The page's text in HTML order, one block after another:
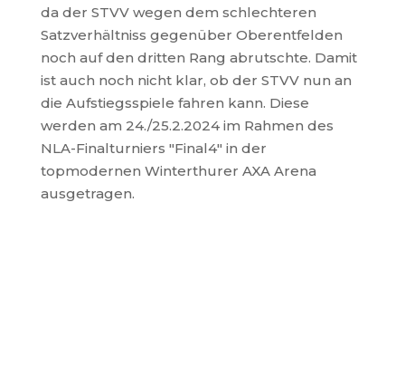
da der STVV wegen dem schlechteren
Satzverhältniss gegenüber Oberentfelden
noch auf den dritten Rang abrutschte. Damit
ist auch noch nicht klar, ob der STVV nun an
die Aufstiegsspiele fahren kann. Diese
werden am 24./25.2.2024 im Rahmen des
NLA-Finalturniers "Final4" in der
topmodernen Winterthurer AXA Arena
ausgetragen.